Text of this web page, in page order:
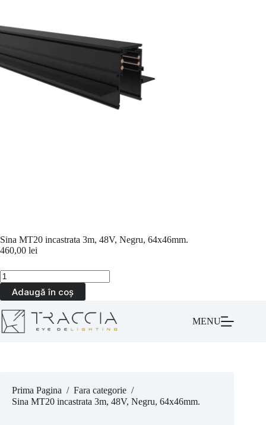
Sina MT20 incastrata 3m, 48V, Negru, 64x46mm.
460,00 lei
Adaugă în coș
MENU
Prima Pagina / Fara categorie /
Sina MT20 incastrata 3m, 48V, Negru, 64x46mm.